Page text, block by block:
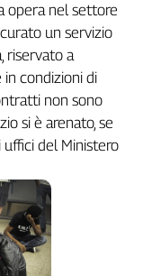
opera nel settore
un servizio
riservato a
condizioni di
non sono
si è arenato, se
del Ministero